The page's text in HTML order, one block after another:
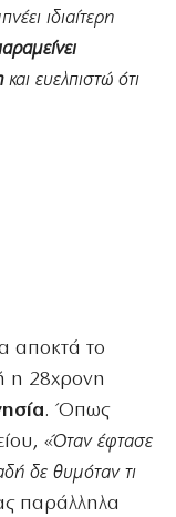
ιδιαίτερη
και ευελπιστώ ότι
αποκτά το
η 28χρονη
. Όπως
«Όταν έφτασε
δε θυμόταν τι
παράλληλα